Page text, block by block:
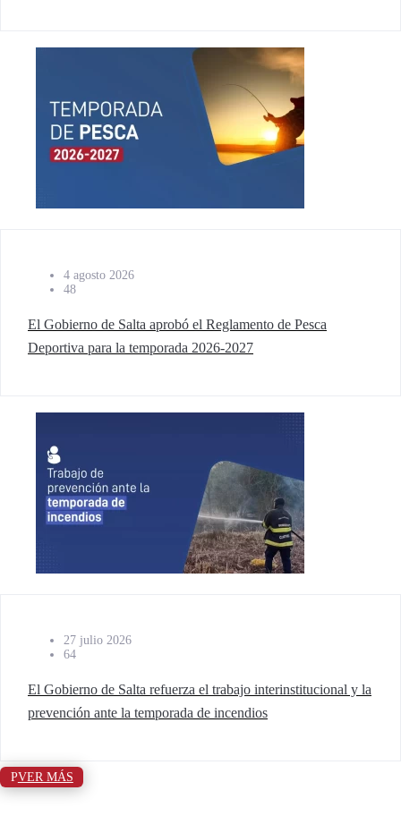
4 agosto 2026
48
El Gobierno de Salta aprobó el Reglamento de Pesca
Deportiva para la temporada 2026-2027
27 julio 2026
64
El Gobierno de Salta refuerza el trabajo interinstitucional y la
prevención ante la temporada de incendios
VER MÁS